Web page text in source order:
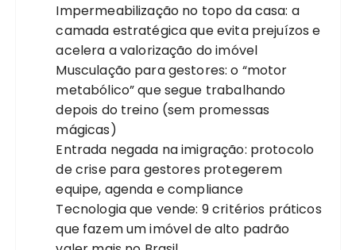
Impermeabilização no topo da casa: a
camada estratégica que evita prejuízos e
acelera a valorização do imóvel
Musculação para gestores: o “motor
metabólico” que segue trabalhando
depois do treino (sem promessas
mágicas)
Entrada negada na imigração: protocolo
de crise para gestores protegerem
equipe, agenda e compliance
Tecnologia que vende: 9 critérios práticos
que fazem um imóvel de alto padrão